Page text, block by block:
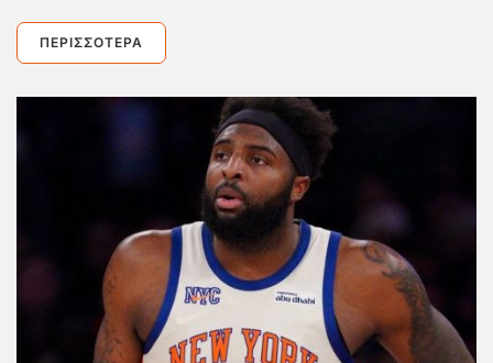
ΠΕΡΙΣΣΌΤΕΡΑ